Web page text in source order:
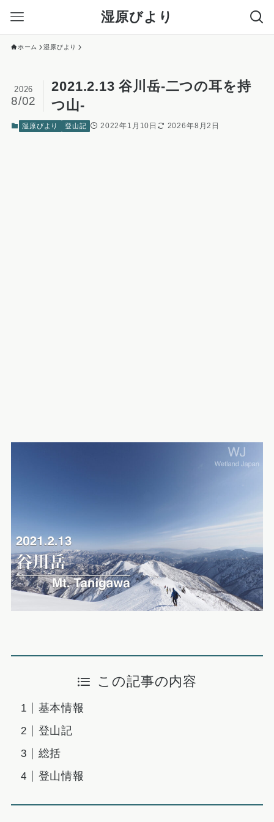
湿原びより
ホーム 湿原びより
2021.2.13 谷川岳-二つの耳を持
つ山-
2026
8/02
湿原びより 登山記 2022年1月10日 2026年8月2日
この記事の内容
基本情報
登山記
総括
登山情報